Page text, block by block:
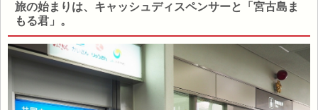
旅の始まりは、キャッシュディスペンサーと「宮古島ま
もる君」。